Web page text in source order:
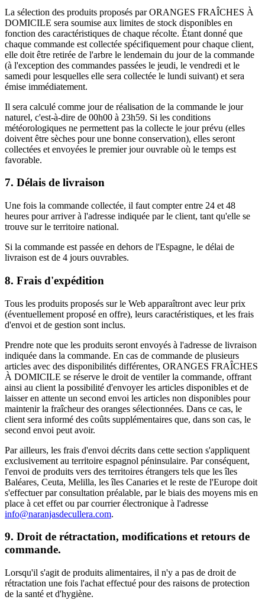
La sélection des produits proposés par ORANGES FRAÎCHES À
DOMICILE sera soumise aux limites de stock disponibles en
fonction des caractéristiques de chaque récolte. Étant donné que
chaque commande est collectée spécifiquement pour chaque client,
elle doit être retirée de l'arbre le lendemain du jour de la commande
(à l'exception des commandes passées le jeudi, le vendredi et le
samedi pour lesquelles elle sera collectée le lundi suivant) et sera
émise immédiatement.
Il sera calculé comme jour de réalisation de la commande le jour
naturel, c'est-à-dire de 00h00 à 23h59. Si les conditions
météorologiques ne permettent pas la collecte le jour prévu (elles
doivent être sèches pour une bonne conservation), elles seront
collectées et envoyées le premier jour ouvrable où le temps est
favorable.
7. Délais de livraison
Une fois la commande collectée, il faut compter entre 24 et 48
heures pour arriver à l'adresse indiquée par le client, tant qu'elle se
trouve sur le territoire national.
Si la commande est passée en dehors de l'Espagne, le délai de
livraison est de 4 jours ouvrables.
8. Frais d'expédition
Tous les produits proposés sur le Web apparaîtront avec leur prix
(éventuellement proposé en offre), leurs caractéristiques, et les frais
d'envoi et de gestion sont inclus.
Prendre note que les produits seront envoyés à l'adresse de livraison
indiquée dans la commande. En cas de commande de plusieurs
articles avec des disponibilités différentes, ORANGES FRAÎCHES
À DOMICILE se réserve le droit de ventiler la commande, offrant
ainsi au client la possibilité d'envoyer les articles disponibles et de
laisser en attente un second envoi les articles non disponibles pour
maintenir la fraîcheur des oranges sélectionnées. Dans ce cas, le
client sera informé des coûts supplémentaires que, dans son cas, le
second envoi peut avoir.
Par ailleurs, les frais d'envoi décrits dans cette section s'appliquent
exclusivement au territoire espagnol péninsulaire. Par conséquent,
l'envoi de produits vers des territoires étrangers tels que les îles
Baléares, Ceuta, Melilla, les îles Canaries et le reste de l'Europe doit
s'effectuer par consultation préalable, par le biais des moyens mis en
place à cet effet ou par courrier électronique à l'adresse
info@naranjasdecullera.com.
9. Droit de rétractation, modifications et retours de
commande.
Lorsqu'il s'agit de produits alimentaires, il n'y a pas de droit de
rétractation une fois l'achat effectué pour des raisons de protection
de la santé et d'hygiène.